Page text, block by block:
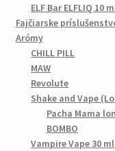
ELF Bar ELFLIQ 10
Fajčiarske
Arómy
CHILL PILL
MAW
Revolute
Shake and Vape
Pacha Mama
BOMBO
Vampire Vape 30 ml